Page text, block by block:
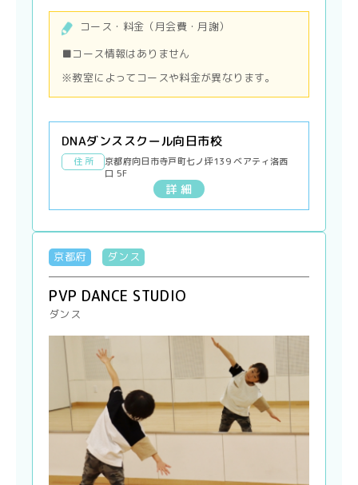
コース・料金（月会費・月謝）
■コース情報はありません
※教室によってコースや料金が異なります。
DNAダンススクール向日市校
住 所
京都府向日市寺戸町七ノ坪139 ベアティ洛西
口 5F
詳 細
京都府 ダンス
PVP DANCE STUDIO
ダンス